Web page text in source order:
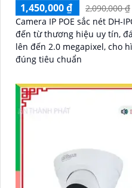
1,450,000 ₫
2,090,000 ₫
Camera IP POE sắc nét DH-
đến từ thương hiệu uy tín,
lên đến 2.0 megapixel, cho
đúng tiêu chuẩn